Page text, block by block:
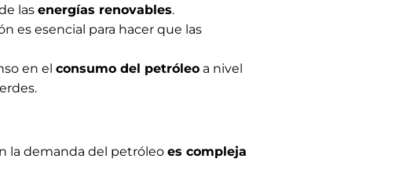
las energías renovables.
es esencial para hacer que las
en el consumo del petróleo a nivel
la demanda del petróleo es compleja